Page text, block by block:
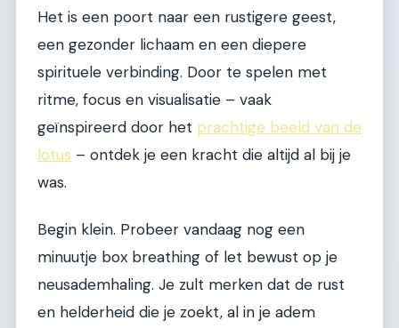
Het is een poort naar een rustigere geest,
een gezonder lichaam en een diepere
spirituele verbinding. Door te spelen met
ritme, focus en visualisatie – vaak
geïnspireerd door het prachtige beeld van de
lotus – ontdek je een kracht die altijd al bij je
was.
Begin klein. Probeer vandaag nog een
minuutje box breathing of let bewust op je
neusademhaling. Je zult merken dat de rust
en helderheid die je zoekt, al in je adem